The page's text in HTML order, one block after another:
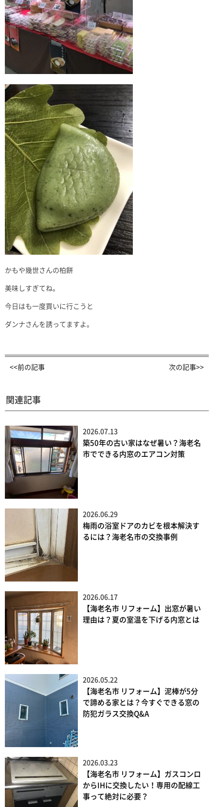
かもや幾世さんの柏餅
美味しすぎてね。
今日はも一度買いに行こうと
ダンナさんを誘ってますよ。
<<前の記事 次の記事>>
関連記事
2026.07.13
築50年の古い家はなぜ暑い？海老名
市でできる内窓のエアコン対策
2026.06.29
梅雨の浴室ドアのカビを根本解決す
るには？海老名市の交換事例
2026.06.17
【海老名市 リフォーム】出窓が暑い
理由は？夏の室温を下げる内窓とは
2026.05.22
【海老名市 リフォーム】泥棒が5分
で諦める家とは？今すぐできる窓の
防犯ガラス交換Q&A
2026.03.23
【海老名市 リフォーム】ガスコンロ
からIHに交換したい！専用の配線工
事って絶対に必要？